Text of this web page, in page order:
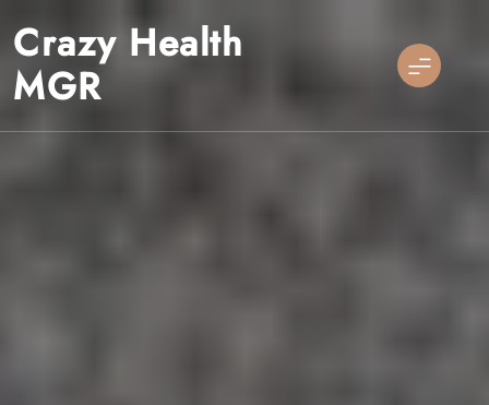
to
content
Crazy Health
MGR